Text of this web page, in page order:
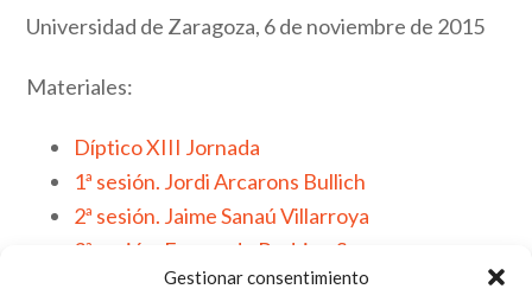
Gestionar consentimiento
Universidad de Zaragoza, 6 de noviembre de 2015
Materiales:
Díptico XIII Jornada
1ª sesión. Jordi Arcarons Bullich
2ª sesión. Jaime Sanaú Villarroya
3ª sesión. Fernando Rodrigo Sauco